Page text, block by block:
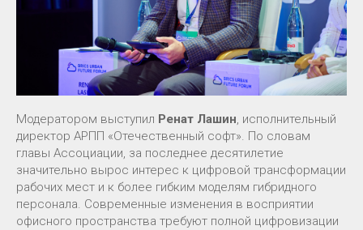
Модератором выступил Ренат Лашин, исполнительный
директор АРПП «Отечественный софт». По словам
главы Ассоциации, за последнее десятилетие
значительно вырос интерес к цифровой трансформации
рабочих мест и к более гибким моделям гибридного
персонала. Современные изменения в восприятии
офисного пространства требуют полной цифровизации